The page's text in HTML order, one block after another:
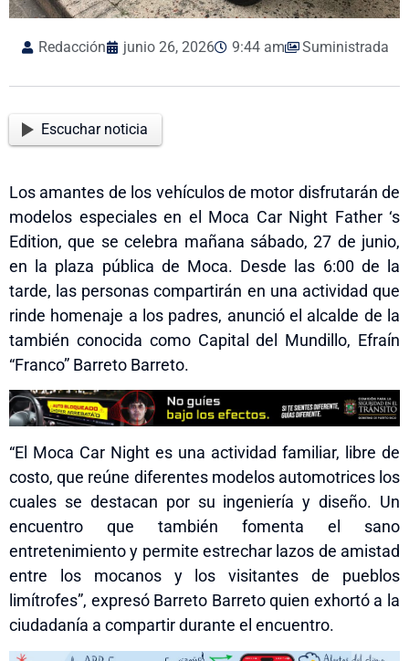
Redacción junio 26, 2026 9:44 am Suministrada
Escuchar noticia
Los amantes de los vehículos de motor disfrutarán de
modelos especiales en el Moca Car Night Father ‘s
Edition, que se celebra mañana sábado, 27 de junio,
en la plaza pública de Moca. Desde las 6:00 de la
tarde, las personas compartirán en una actividad que
rinde homenaje a los padres, anunció el alcalde de la
también conocida como Capital del Mundillo, Efraín
“Franco” Barreto Barreto.
“El Moca Car Night es una actividad familiar, libre de
costo, que reúne diferentes modelos automotrices los
cuales se destacan por su ingeniería y diseño. Un
encuentro que también fomenta el sano
entretenimiento y permite estrechar lazos de amistad
entre los mocanos y los visitantes de pueblos
limítrofes”, expresó Barreto Barreto quien exhortó a la
ciudadanía a compartir durante el encuentro.